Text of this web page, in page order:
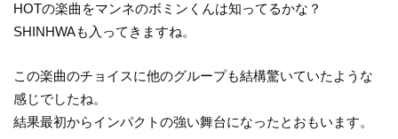
HOTの楽曲をマンネのボミンくんは知ってるかな？
SHINHWAも入ってきますね。
この楽曲のチョイスに他のグループも結構驚いていたような
感じでしたね。
結果最初からインパクトの強い舞台になったとおもいます。